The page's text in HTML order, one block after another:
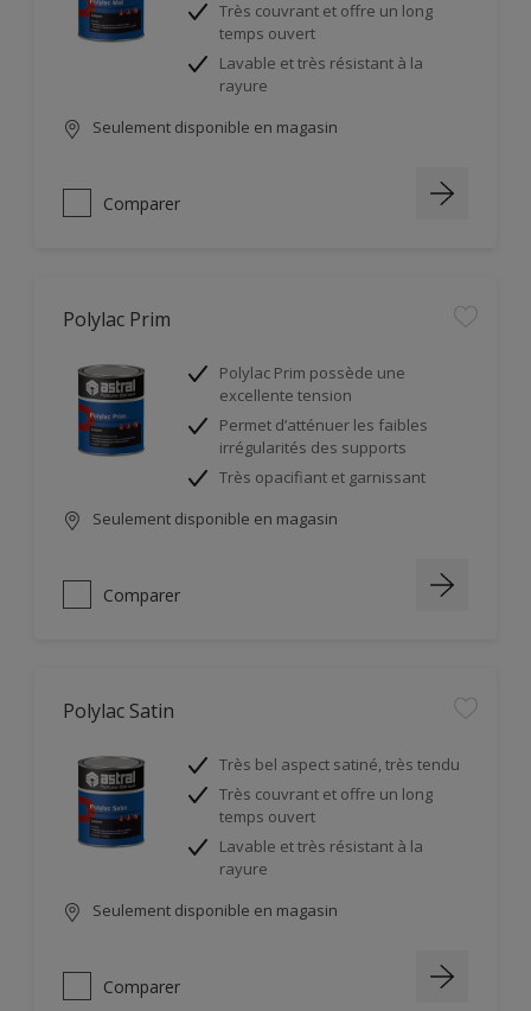
Très couvrant et offre un long
temps ouvert
Lavable et très résistant à la
rayure
Seulement disponible en magasin
Comparer
Polylac Prim
Polylac Prim possède une
excellente tension
Permet d’atténuer les faibles
irrégularités des supports
Très opacifiant et garnissant
Seulement disponible en magasin
Comparer
Polylac Satin
Très bel aspect satiné, très tendu
Très couvrant et offre un long
temps ouvert
Lavable et très résistant à la
rayure
Seulement disponible en magasin
Comparer